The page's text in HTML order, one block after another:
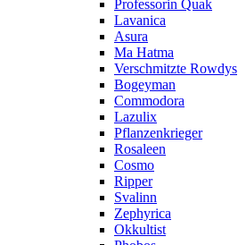
Professorin Quak
Lavanica
Asura
Ma Hatma
Verschmitzte Rowdys
Bogeyman
Commodora
Lazulix
Pflanzenkrieger
Rosaleen
Cosmo
Ripper
Svalinn
Zephyrica
Okkultist